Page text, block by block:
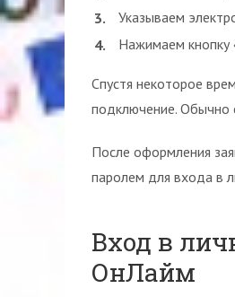
Указываем
Нажимаем кнопку
Спустя некоторое
подключение. Обычно
После оформления
паролем для входа в
Вход в
ОнЛайм